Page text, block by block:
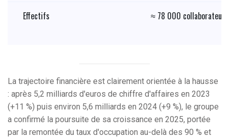
Effectifs ≈ 78 000 collaborateurs
La trajectoire financière est clairement orientée à la hausse
: après 5,2 milliards d'euros de chiffre d'affaires en 2023
(+11 %) puis environ 5,6 milliards en 2024 (+9 %), le groupe
a confirmé la poursuite de sa croissance en 2025, portée
par la remontée du taux d'occupation au-delà des 90 % et